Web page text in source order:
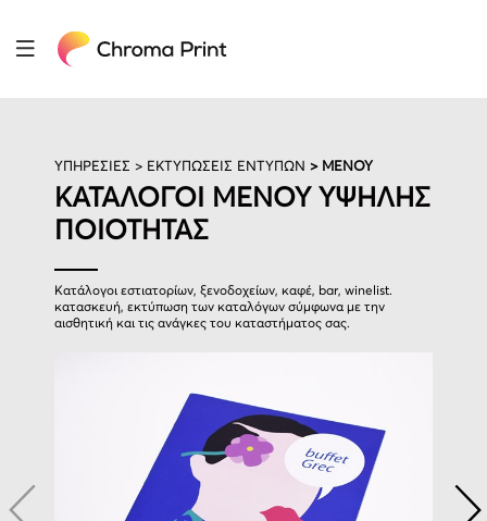
ΥΠΗΡΕΣΙΕΣ > ΕΚΤΥΠΩΣΕΙΣ ΕΝΤΥΠΩΝ > ΜΕΝΟΥ
ΚΑΤΑΛΟΓΟΙ ΜΕΝΟΥ ΥΨΗΛΗΣ
ΠΟΙΟΤΗΤΑΣ
Κατάλογοι εστιατορίων, ξενοδοχείων, καφέ, bar, winelist.
κατασκευή, εκτύπωση των καταλόγων σύμφωνα με την
αισθητική και τις ανάγκες του καταστήματος σας.